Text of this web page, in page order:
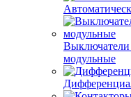
Выключатели
модульные